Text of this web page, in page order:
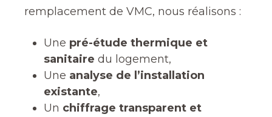
remplacement de VMC, nous réalisons :
Une pré-étude thermique et
sanitaire du logement,
Une analyse de l’installation
existante,
Un chiffrage transparent et